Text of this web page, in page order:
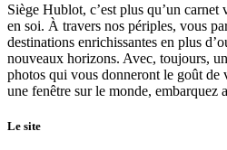
Siège Hublot, c’est plus qu’un carnet
en soi. À travers nos périples, vous
destinations enrichissantes en plus
nouveaux horizons. Avec, toujours,
photos qui vous donneront le goût de
une fenêtre sur le monde, embarquez
Le site